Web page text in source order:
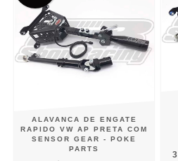
ALAVANCA DE ENGATE
RAPIDO VW AP PRETA COM
SENSOR GEAR - POKE
PARTS
3